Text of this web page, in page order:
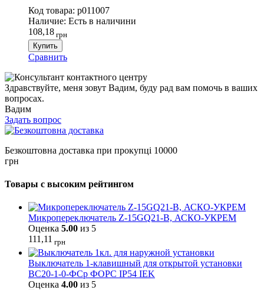
Код товара: p011007
Наличие: Есть в наличини
108,18 грн
Купить
Сравнить
Здравствуйте, меня зовут Вадим, буду рад вам помочь в ваших
вопросах.
Вадим
Задать вопрос
Безкоштовна доставка при прокупці 10000
грн
Товары с высоким рейтингом
Микропереключатель Z-15GQ21-B, АСКО-УКРЕМ
Оценка 5.00 из 5
111,11 грн
Выключатель 1-клавишный для открытой установки
ВС20-1-0-ФСр ФОРС IP54 IEK
Оценка 4.00 из 5